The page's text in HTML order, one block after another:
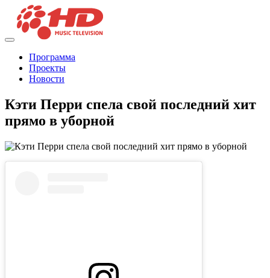
Программа
Проекты
Новости
Кэти Перри спела свой последний хит
прямо в уборной